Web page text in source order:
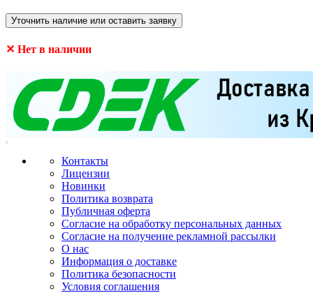
Уточнить наличие или оставить заявку
✕ Нет в наличии
Контакты
Лицензии
Новинки
Политика возврата
Публичная оферта
Согласие на обработку персональных данных
Согласие на получение рекламной рассылки
О нас
Информация о доставке
Политика безопасности
Условия соглашения